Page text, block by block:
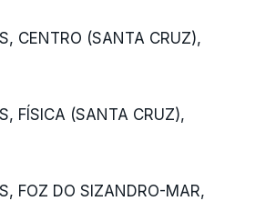
CENTRO (SANTA CRUZ),
FÍSICA (SANTA CRUZ),
FOZ DO SIZANDRO-MAR,